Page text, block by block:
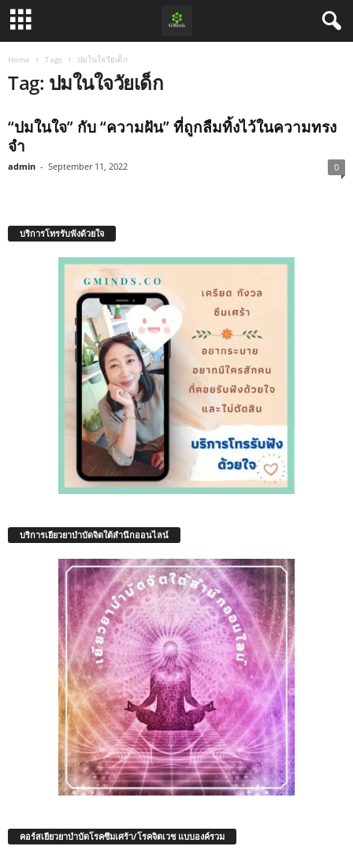
Home Tags ปมในใจวัยเด็ก
Tag: ปมในใจวัยเด็ก
“ปมในใจ” กับ “ความฝัน” ที่ถูกลืมทิ้งไว้ในความทรง
จำ
admin - September 11, 2022 0
บริการโทรรับฟังด้วยใจ
บริการเยียวยาบำบัดจิตใต้สำนึกออนไลน์
คอร์สเยียวยาบำบัดโรคซึมเศร้า/โรคจิตเวช แบบองค์รวม